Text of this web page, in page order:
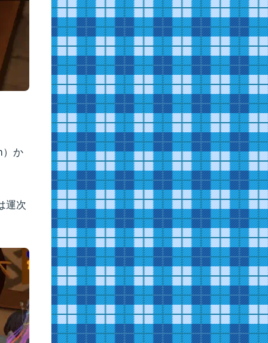
）か
運次